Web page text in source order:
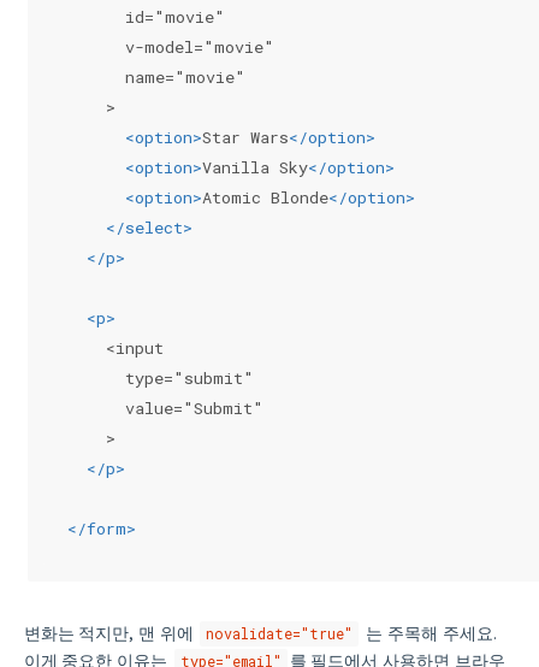
      id="movie"
      v-model="movie"
      name="movie"
    >
<option>Star Wars</option>
<option>Vanilla Sky</option>
<option>Atomic Blonde</option>
</select>
</p>
<p>
    <input
      type="submit"
      value="Submit"
    >
</p>
</form>
변화는 적지만, 맨 위에 novalidate="true"
는 주목해 주세요.
이게 중요한 이유는
type="email"
를 필드에서 사용하면 브라우